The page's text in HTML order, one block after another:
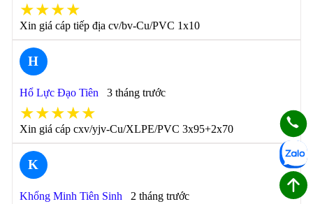
★★★★
Xin giá cáp tiếp địa cv/bv-Cu/PVC 1x10
H
Hổ Lực Đạo Tiên 3 tháng trước
★★★★★
Xin giá cáp cxv/yjv-Cu/XLPE/PVC 3x95+2x70
K
Khổng Minh Tiên Sinh 2 tháng trước